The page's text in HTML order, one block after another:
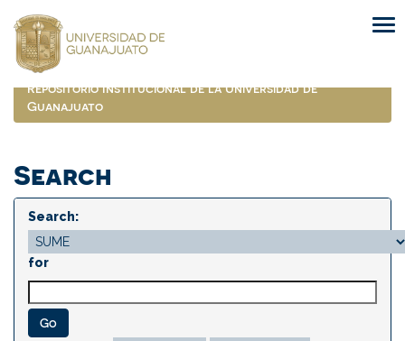
navigation
Repositorio Institucional de la Universidad de
Guanajuato
Search
Search:
for